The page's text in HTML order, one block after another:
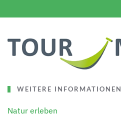
WEITERE INFORMATIONEN
Natur erleben